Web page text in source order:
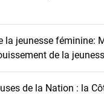
la jeunesse féminine:
de la
de la Nation : la